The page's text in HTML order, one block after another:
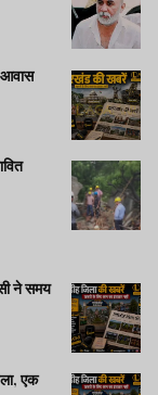
ने समय
एक